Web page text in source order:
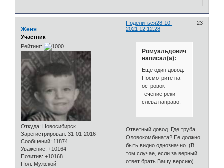
Поделиться 23
28-10-
2021 12:12:28
Женя
Участник
Рейтинг:
Откуда: Новосибирск
Зарегистрирован: 31-01-2016
Сообщений: 11874
Уважение: +10164
Позитив: +10168
Пол: Мужской
Ромуальдович
написал(а):
Ещё один довод.
Посмотрите на
островок -
течение реки
слева направо.
Ответный довод. Где труба
Оловокомбината? Ее должно
быть видно однозначно. (В
том случае, если за верный
ответ брать Вашу версию).